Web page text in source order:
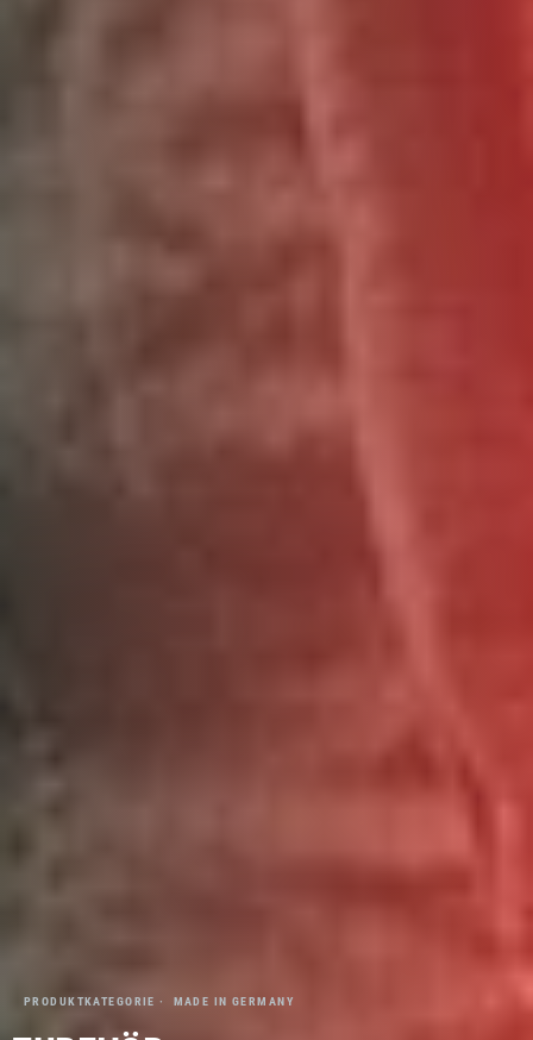
PRODUKTKATEGORIE · MADE IN GERMANY